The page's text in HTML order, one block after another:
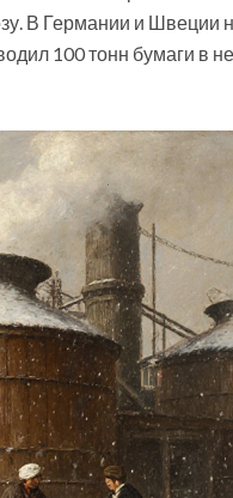
В Германии и Швеции
100 тонн бумаги в